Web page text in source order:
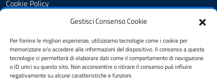
Gestisci Consenso Cookie
Per fornire le migliori esperienze, utilizziamo tecnologie come i cookie per
memorizzare e/o accedere alle informazioni del dispositivo. Il consenso a queste
tecnologie ci permetterà di elaborare dati come il comportamento di navigazione
o ID unici su questo sito. Non acconsentire o ritirare il consenso può influire
negativamente su alcune caratteristiche e funzioni.
Cookie Policy
Dichiarazione di accessibilità
Dichiarazione di accessibilità - pagina informativa
Obiettivi di accessibilità
Note legali
Feedback